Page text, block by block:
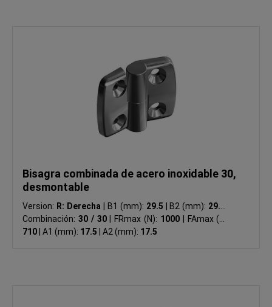
Bisagra combinada de acero inoxidable 30,
desmontable
Version: R: Derecha B1 (mm): 29.5 B2 (mm): 29.5
Combinación: 30 / 30 FRmax (N): 1000
FAmax (N):
710 A1 (mm): 17.5 A2 (mm): 17.5